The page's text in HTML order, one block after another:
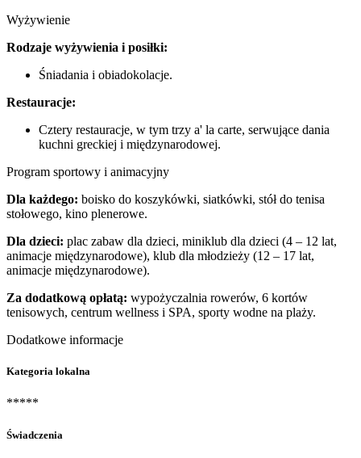
Wyżywienie
Rodzaje wyżywienia i posiłki:
Śniadania i obiadokolacje.
Restauracje:
Cztery restauracje, w tym trzy a' la carte, serwujące dania
kuchni greckiej i międzynarodowej.
Program sportowy i animacyjny
Dla każdego: boisko do koszykówki, siatkówki, stół do tenisa
stołowego, kino plenerowe.
Dla dzieci: plac zabaw dla dzieci, miniklub dla dzieci (4 – 12 lat,
animacje międzynarodowe), klub dla młodzieży (12 – 17 lat,
animacje międzynarodowe).
Za dodatkową opłatą: wypożyczalnia rowerów, 6 kortów
tenisowych, centrum wellness i SPA, sporty wodne na plaży.
Dodatkowe informacje
Kategoria lokalna
*****
Świadczenia